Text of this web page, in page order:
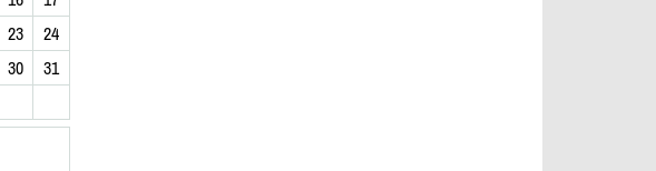
23
24
30 31